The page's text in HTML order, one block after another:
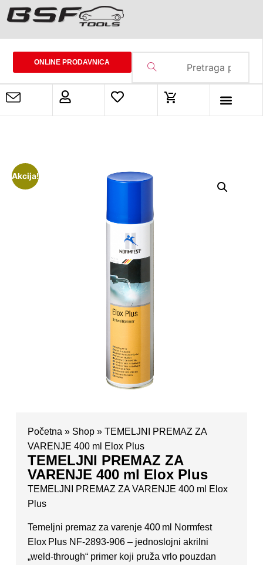
ONLINE PRODAVNICA
Akcija!
Početna » Shop» TEMELJNI PREMAZ ZA
VARENJE 400 ml Elox Plus
TEMELJNI PREMAZ ZA
VARENJE 400 ml Elox Plus
TEMELJNI PREMAZ ZA VARENJE 400 ml Elox
Plus
Temeljni premaz za varenje 400 ml Normfest
Elox Plus NF‑2893‑906 – jednoslojni akrilni
„weld‐through“ primer koji pruža vrlo pouzdan